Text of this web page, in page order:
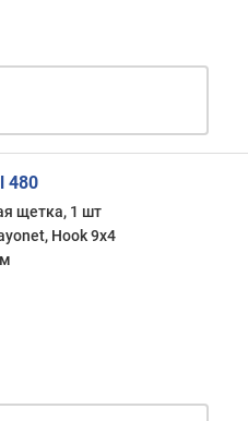
480
щетка, 1 шт
Hook 9x4